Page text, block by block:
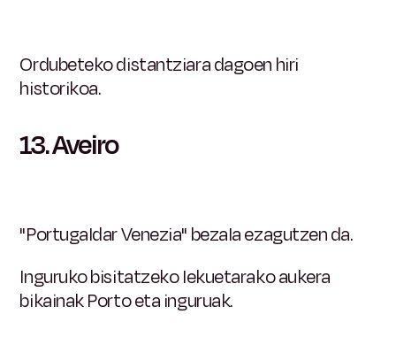
Ordubeteko distantziara dagoen hiri
historikoa.
13.Aveiro
"Portugaldar Venezia" bezala ezagutzen da.
Inguruko bisitatzeko lekuetarako aukera
bikainak Porto eta inguruak.